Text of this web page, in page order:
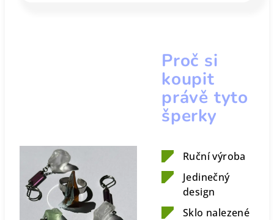
Proč si
koupit
právě tyto
šperky
Ruční výroba
Jedinečný
design
Sklo nalezené